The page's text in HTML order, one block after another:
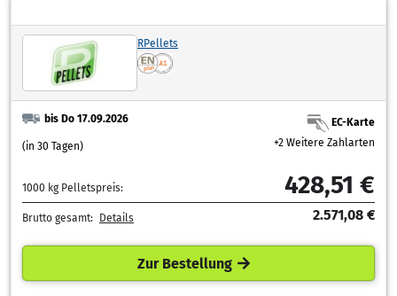
RPellets
bis Do 17.09.2026
(in 30 Tagen)
EC-Karte
+2 Weitere Zahlarten
1000 kg Pelletspreis: 428,51 €
Brutto gesamt: Details 2.571,08 €
Zur Bestellung